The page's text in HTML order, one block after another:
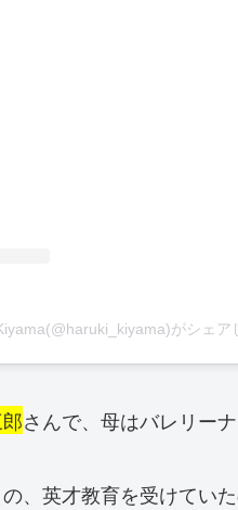
がシェア
さんで、母はバレリーナ
、英才教育を受けていた